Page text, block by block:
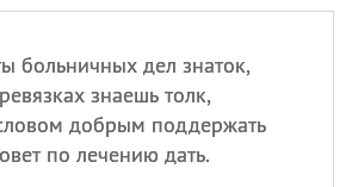
больничных дел знаток,
знаешь толк,
добрым поддержать
по лечению дать.